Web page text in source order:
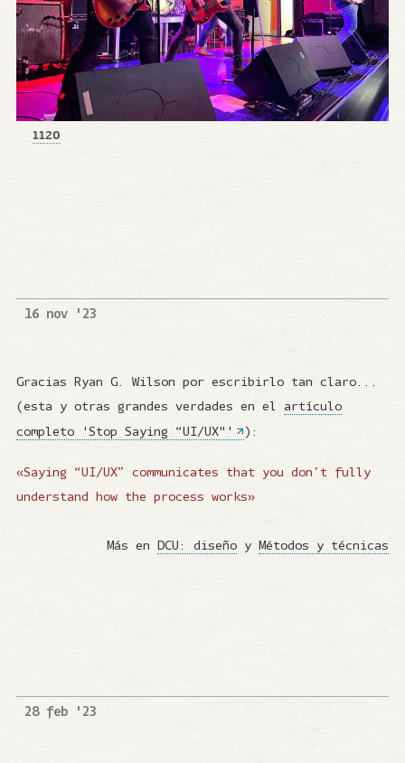
1120
16 nov '23
Gracias Ryan G. Wilson por escribirlo tan claro...
(esta y otras grandes verdades en el artículo
completo 'Stop Saying “UI/UX"'
):
«Saying “UI/UX” communicates that you don’t fully
understand how the process works»
Más en DCU: diseñoy Métodos y técnicas
28 feb '23